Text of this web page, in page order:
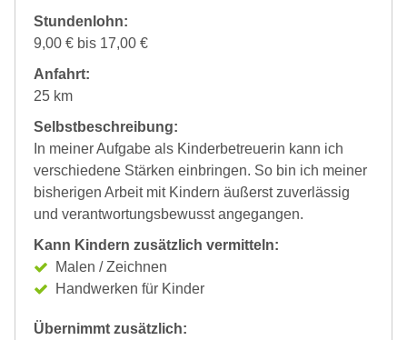
Stundenlohn:
9,00 € bis 17,00 €
Anfahrt:
25 km
Selbstbeschreibung:
In meiner Aufgabe als Kinderbetreuerin kann ich
verschiedene Stärken einbringen. So bin ich meiner
bisherigen Arbeit mit Kindern äußerst zuverlässig
und verantwortungsbewusst angegangen.
Kann Kindern zusätzlich vermitteln:
Malen / Zeichnen
Handwerken für Kinder
Übernimmt zusätzlich: